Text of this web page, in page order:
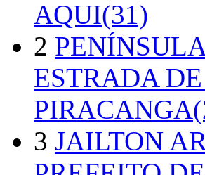
AQUI(31)
2
ESTRADA
3 JAILTON